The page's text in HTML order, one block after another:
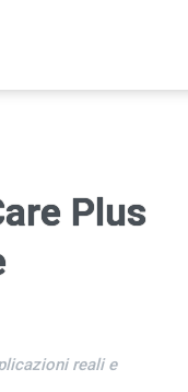
Plus
reali e